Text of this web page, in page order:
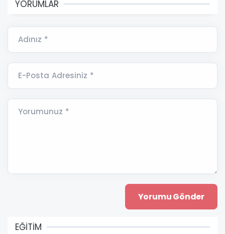
YORUMLAR
Adınız *
E-Posta Adresiniz *
Yorumunuz *
EĞİTİM